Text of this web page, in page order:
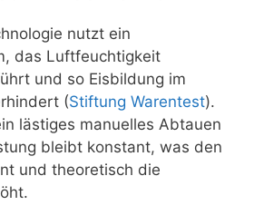
nutzt ein
das Luftfeuchtigkeit
und so Eisbildung im
(Stiftung Warentest).
lästiges manuelles Abtauen
bleibt konstant, was den
und theoretisch die